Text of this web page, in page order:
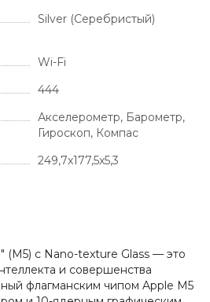
Silver (Серебристый)
Wi-Fi
444
Акселерометр, Барометр,
Гироскоп, Компас
249,7x177,5x5,3
(M5) с Nano-texture Glass — это
и совершенства
флагманским чипом Apple M5